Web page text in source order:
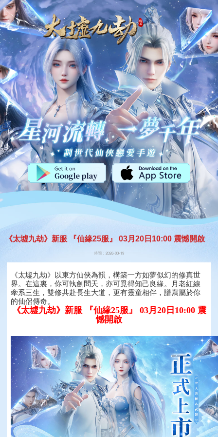
《太墟九劫》新服 『仙緣25服』 03月20日10:00 震憾開啟
時間：2026-03-19
《太墟九劫》以東方仙俠為韻，構築一方如夢似幻的修真世
界。在這裏，你可執劍問天，亦可覓得知己良緣。月老紅線
牽系三生，雙修共赴長生大道，更有靈童相伴，譜寫屬於你
的仙侶傳奇。
《太墟九劫》新服 『仙緣25服』 03月20日10:00 震
憾開啟